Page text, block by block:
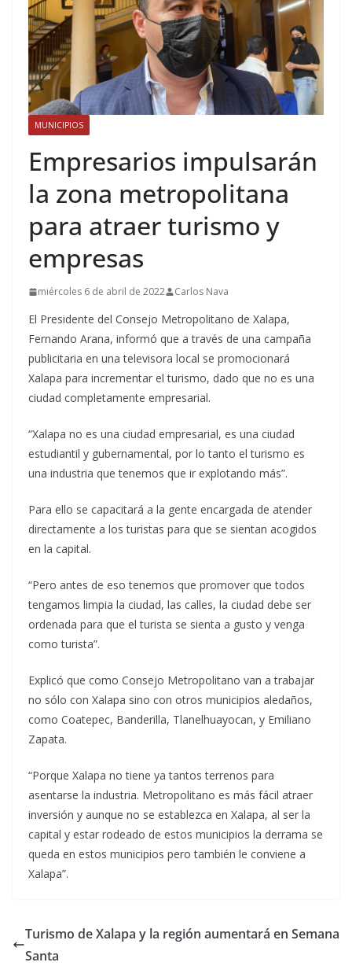
MUNICIPIOS
Empresarios impulsarán
la zona metropolitana
para atraer turismo y
empresas
miércoles 6 de abril de 2022 Carlos Nava
El Presidente del Consejo Metropolitano de Xalapa,
Fernando Arana, informó que a través de una campaña
publicitaria en una televisora local se promocionará
Xalapa para incrementar el turismo, dado que no es una
ciudad completamente empresarial.
“Xalapa no es una ciudad empresarial, es una ciudad
estudiantil y gubernamental, por lo tanto el turismo es
una industria que tenemos que ir explotando más”.
Para ello se capacitará a la gente encargada de atender
directamente a los turistas para que se sientan acogidos
en la capital.
“Pero antes de eso tenemos que promover que todos
tengamos limpia la ciudad, las calles, la ciudad debe ser
ordenada para que el turista se sienta a gusto y venga
como turista”.
Explicó que como Consejo Metropolitano van a trabajar
no sólo con Xalapa sino con otros municipios aledaños,
como Coatepec, Banderilla, Tlanelhuayocan, y Emiliano
Zapata.
“Porque Xalapa no tiene ya tantos terrenos para
asentarse la industria. Metropolitano es más fácil atraer
inversión y aunque no se establezca en Xalapa, al ser la
capital y estar rodeado de estos municipios la derrama se
queda en estos municipios pero también le conviene a
Xalapa”.
Turismo de Xalapa y la región aumentará en Semana
Santa